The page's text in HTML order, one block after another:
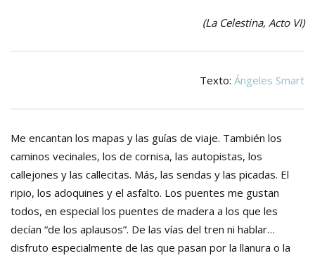
(La Celestina, Acto VI)
Texto: Ángeles Smart
Me encantan los mapas y las guías de viaje. También los
caminos vecinales, los de cornisa, las autopistas, los
callejones y las callecitas. Más, las sendas y las picadas. El
ripio, los adoquines y el asfalto. Los puentes me gustan
todos, en especial los puentes de madera a los que les
decían “de los aplausos”. De las vías del tren ni hablar…
disfruto especialmente de las que pasan por la llanura o la